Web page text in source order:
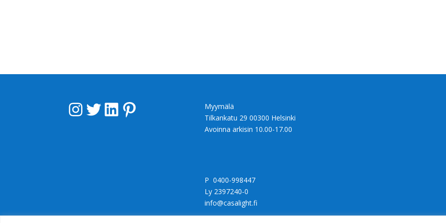
InstagramTwitter LinkedIn Pinterest
Myymälä
Tilkankatu 29 00300 Helsinki
Avoinna arkisin 10.00-17.00
P 0400-998447
Ly 2397240-0
info@casalight.fi